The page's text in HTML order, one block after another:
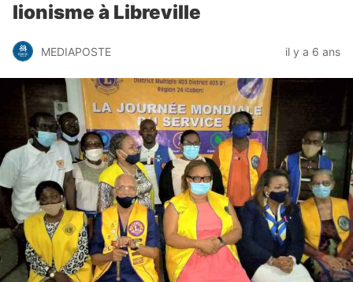
lionisme à Libreville
MEDIAPOSTE il y a 6 ans